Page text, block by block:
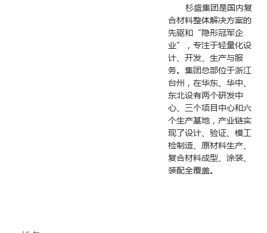
杉盛集团是国内复
合材料整体解决方案的
先驱和“隐形冠军企
业”，专注于轻量化设
计、开发、生产与服
务。集团总部位于浙江
台州，在华东、华中、
东北设有两个研发中
心、三个项目中心和六
个生产基地，产业链实
现了设计、验证、模工
检制造、原材料生产、
复合材料成型、涂装、
装配全覆盖。